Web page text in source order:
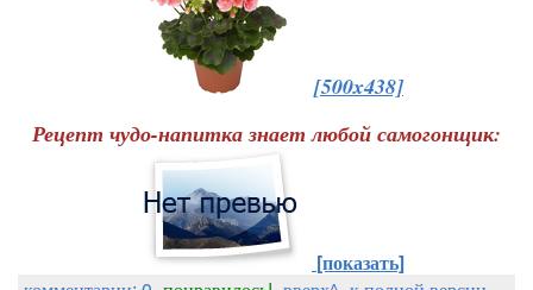
[500x438]
Рецепт чудо-напитка знает любой самогонщик:
[показать]